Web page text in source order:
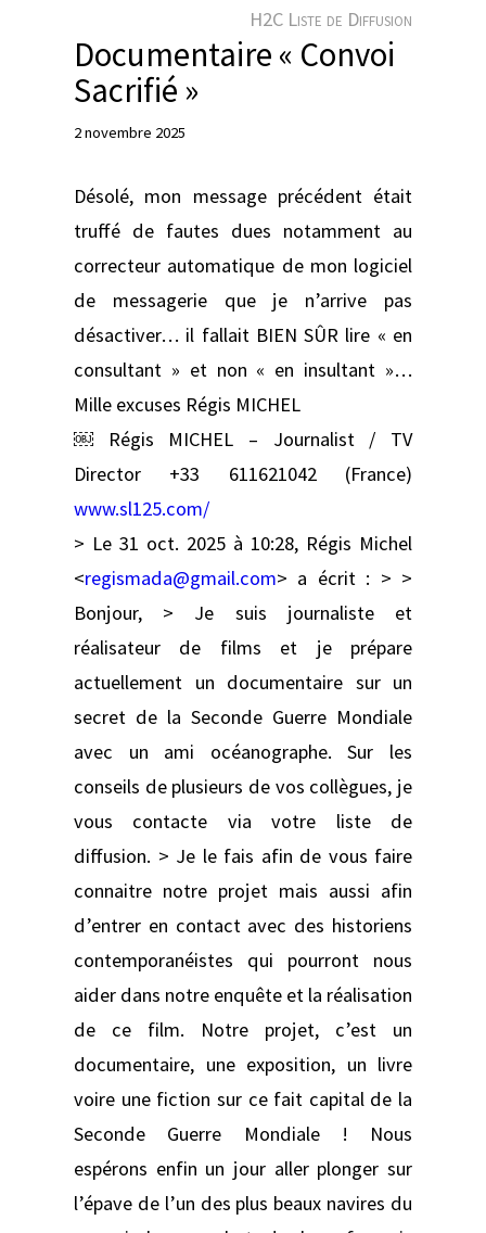
H2C Liste de Diffusion
Documentaire « Convoi
Sacrifié »
2 novembre 2025
Désolé, mon message précédent était
truffé de fautes dues notamment au
correcteur automatique de mon logiciel
de messagerie que je n’arrive pas
désactiver… il fallait BIEN SÛR lire « en
consultant » et non « en insultant »…
Mille excuses Régis MICHEL
￼ Régis MICHEL – Journalist / TV
Director +33 611621042 (France)
www.sl125.com/
> Le 31 oct. 2025 à 10:28, Régis Michel
<regismada@gmail.com> a écrit : > >
Bonjour, > Je suis journaliste et
réalisateur de films et je prépare
actuellement un documentaire sur un
secret de la Seconde Guerre Mondiale
avec un ami océanographe. Sur les
conseils de plusieurs de vos collègues, je
vous contacte via votre liste de
diffusion. > Je le fais afin de vous faire
connaitre notre projet mais aussi afin
d’entrer en contact avec des historiens
contemporanéistes qui pourront nous
aider dans notre enquête et la réalisation
de ce film. Notre projet, c’est un
documentaire, une exposition, un livre
voire une fiction sur ce fait capital de la
Seconde Guerre Mondiale ! Nous
espérons enfin un jour aller plonger sur
l’épave de l’un des plus beaux navires du